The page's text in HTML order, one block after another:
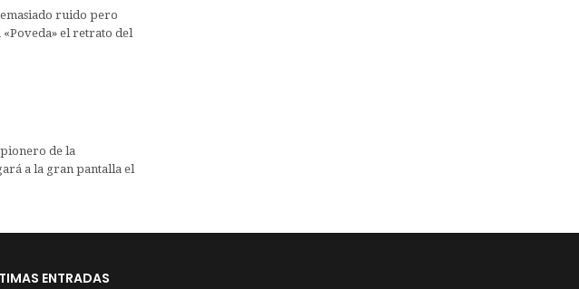
ruido pero
el retrato del
de la
a la gran pantalla el
ENTRADAS